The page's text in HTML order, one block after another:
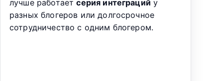
лучше работаетсерия интеграций у
разных блогеров или долгосрочное
сотрудничество с одним блогером.